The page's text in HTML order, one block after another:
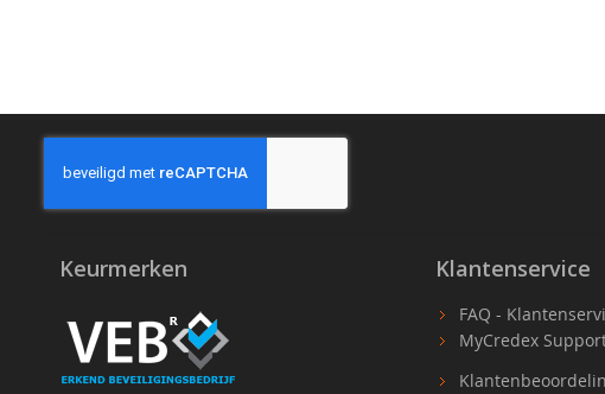
Keurmerken Klantenservice
FAQ -
MyCredex